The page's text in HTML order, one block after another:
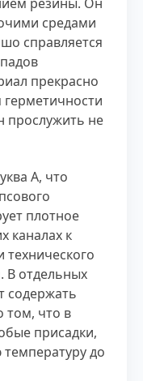
средами
справляется
прекрасно
прослужить не
A, что
плотное
каналах к
В отдельных
содержать
том, что в
присадки,
до